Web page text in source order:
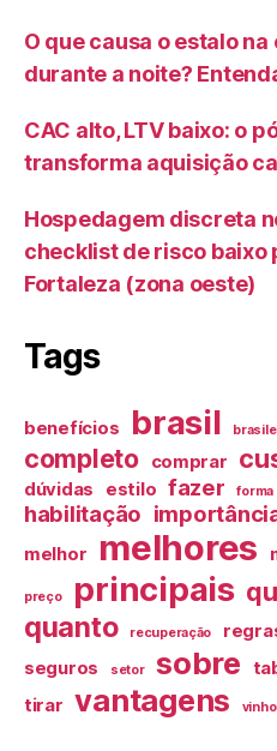
O que causa o estalo
durante a noite?
CAC alto, LTV baixo: o
transforma aquisição
Hospedagem discreta
checklist de risco baixo
Fortaleza (zona oeste)
Tags
benefícios brasil
completo comprar
dúvidas estilo fazer forma
habilitação
melhor melhores
preço principais
quanto recuperação
seguros setor sobre
tirar vantagens